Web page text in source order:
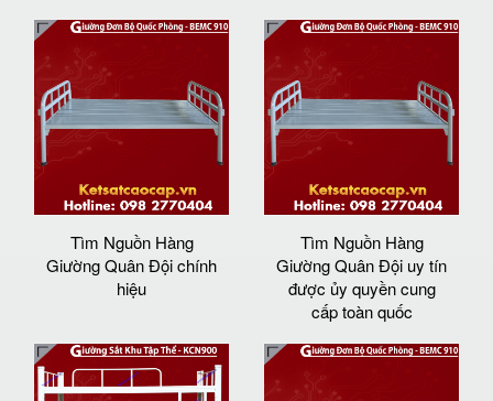
Tìm Nguồn Hàng
Giường Quân Đội chính
hiệu
Tìm Nguồn Hàng
Giường Quân Đội uy tín
được ủy quyền cung
cấp toàn quốc